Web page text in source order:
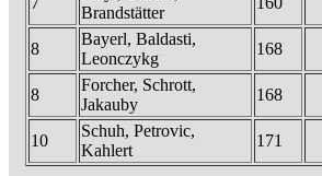
Brandstätter
8
Bayerl, Baldasti,
Leonczykg
168
8
Forcher, Schrott,
Jakauby
168
10
Schuh, Petrovic,
Kahlert
171